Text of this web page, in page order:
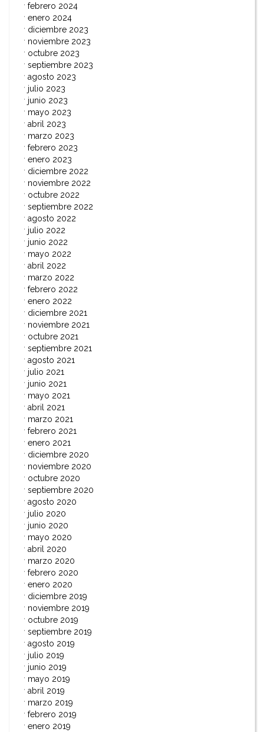
febrero 2024
enero 2024
diciembre 2023
noviembre 2023
octubre 2023
septiembre 2023
agosto 2023
julio 2023
junio 2023
mayo 2023
abril 2023
marzo 2023
febrero 2023
enero 2023
diciembre 2022
noviembre 2022
octubre 2022
septiembre 2022
agosto 2022
julio 2022
junio 2022
mayo 2022
abril 2022
marzo 2022
febrero 2022
enero 2022
diciembre 2021
noviembre 2021
octubre 2021
septiembre 2021
agosto 2021
julio 2021
junio 2021
mayo 2021
abril 2021
marzo 2021
febrero 2021
enero 2021
diciembre 2020
noviembre 2020
octubre 2020
septiembre 2020
agosto 2020
julio 2020
junio 2020
mayo 2020
abril 2020
marzo 2020
febrero 2020
enero 2020
diciembre 2019
noviembre 2019
octubre 2019
septiembre 2019
agosto 2019
julio 2019
junio 2019
mayo 2019
abril 2019
marzo 2019
febrero 2019
enero 2019